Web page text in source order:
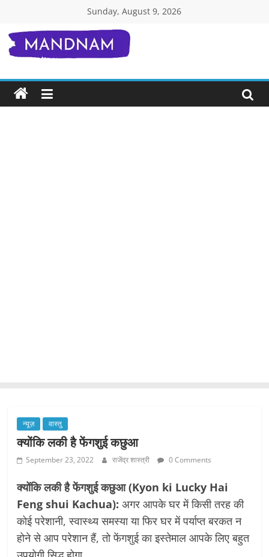
content
Sunday, August 9, 2026
Mandnam.com
जाने
एक-
न्यूज़ वास्तु
क्योंकि लकी है फेंगशुई कछुआ
September 23, 2022 राजेंद्र शास्त्री 0 Comments
क्योंकि लकी है फेंगशुई कछुआ (Kyon ki Lucky Hai
Feng shui Kachua): अगर आपके घर में किसी तरह की
कोई परेशानी, स्वास्थ्य समस्या या फिर घर में पर्याप्त बरकत न
होने से आप परेशान हैं, तो फेंगशुई का इस्तेमाल आपके लिए बहुत